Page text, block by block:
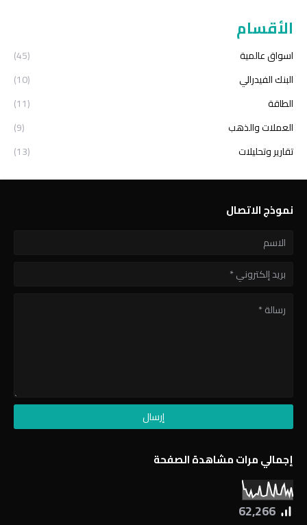
الأقسام
اسواق عالمية
(45)
البنك الفيدرالي
(10)
الطاقة
(11)
العملات والذهب
(9)
تقارير وتحليلات
(13)
نموذج الاتصال
إجمالي مرات مشاهدة الصفحة
62,266